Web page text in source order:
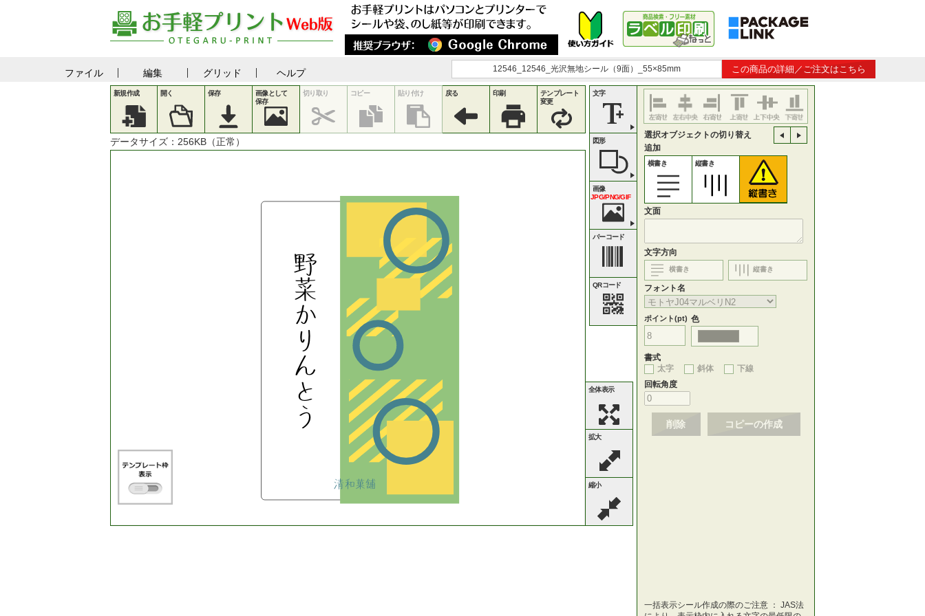
ファイル 編集 グリッド ヘルプ 12546_12546_光沢無地シール（9面）_55×85mm この商品の詳細／ご注文はこちら
新規作成 開く 保存
画像として
保存
切り取り コピー 貼り付け 戻る 印刷
テンプレート
変更
データサイズ： 256KB（正常）
野
菜
か
り
ん
と
う
清和菓舗
全体表示
拡大
縮小
文字
図形
画像
JPG/PNG/GIF
バーコード
QRコード
選択オブジェクトの切り替え
追加
横書き 縦書き
文面
文字方向
横書き 縦書き
フォント名
ポイント(pt) 色
書式
太字
斜体
下線
回転角度
削除 コピーの作成
一括表示シール作成の際のご注意 ： JAS法